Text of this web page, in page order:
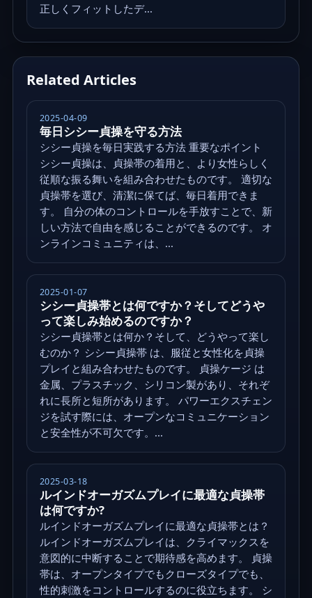
正しくフィットしたデ...
Related Articles
2025-04-09
毎日シシー貞操を守る方法
シシー貞操を毎日実践する方法 重要なポイント
シシー貞操は、貞操帯の着用と、より女性らしく
従順な振る舞いを組み合わせたものです。 適切な
貞操帯を選び、清潔に保てば、毎日着用できま
す。 自分の体のコントロールを手放すことで、新
しい方法で自由を感じることができるのです。 オ
ンラインコミュニティは、...
2025-01-07
シシー貞操帯とは何ですか？そしてどうや
って楽しみ始めるのですか？
シシー貞操帯とは何か？そして、どうやって楽し
むのか？ シシー貞操帯 は、服従と女性化を貞操
プレイと組み合わせたものです。 貞操ケージ は
金属、プラスチック、シリコン製があり、それぞ
れに長所と短所があります。 パワーエクスチェン
ジを試す際には、オープンなコミュニケーション
と安全性が不可欠です。...
2025-03-18
ルインドオーガズムプレイに最適な貞操帯
は何ですか?
ルインドオーガズムプレイに最適な貞操帯とは？
ルインドオーガズムプレイは、クライマックスを
意図的に中断することで期待感を高めます。 貞操
帯は、オープンタイプでもクローズタイプでも、
性的刺激をコントロールするのに役立ちます。 シ